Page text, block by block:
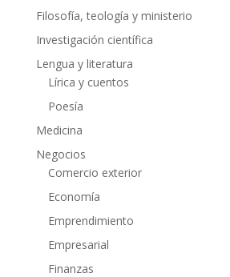
Filosofía, teología y ministerio
Investigación científica
Lengua y literatura
Lírica y cuentos
Poesía
Medicina
Negocios
Comercio exterior
Economía
Emprendimiento
Empresarial
Finanzas